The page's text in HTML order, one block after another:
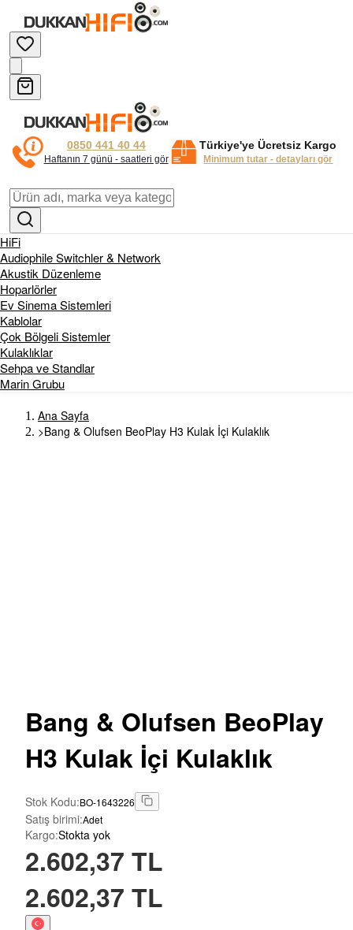
0850 441 40 44
Haftanın 7 günü - saatleri gör
Türkiye'ye Ücretsiz Kargo
Minimum tutar - detayları gör
HiFi
Audiophile Switchler & Network
Akustik Düzenleme
Hoparlörler
Ev Sinema Sistemleri
Kablolar
Çok Bölgeli Sistemler
Kulaklıklar
Sehpa ve Standlar
Marin Grubu
Ana Sayfa
>Bang & Olufsen BeoPlay H3 Kulak İçi Kulaklık
Bang & Olufsen BeoPlay
H3 Kulak İçi Kulaklık
Stok Kodu:BO-1643226
Satış birimi:Adet
Kargo:Stokta yok
2.602,37 TL
2.602,37 TL